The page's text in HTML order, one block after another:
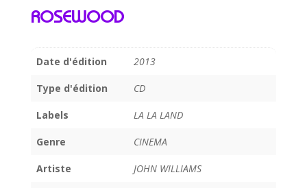
ROSEWOOD
Date d'édition 2013
Type d'édition CD
Labels LA LA LAND
Genre CINEMA
Artiste JOHN WILLIAMS